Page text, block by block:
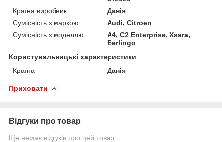
Країна виробник
Данія
Сумісність з маркою
Audi, Citroen
Сумісність з моделлю
A4, C2 Enterprise, Xsara,
Berlingo
Користувальницькі характеристики
Країна
Данія
Приховати
Відгуки про товар
Ще немає відгуків про цей товар